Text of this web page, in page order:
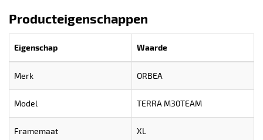
Producteigenschappen
Eigenschap Waarde
Merk ORBEA
Model TERRA M30TEAM
Framemaat XL